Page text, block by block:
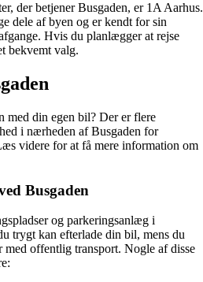
der betjener Busgaden, er 1A Aarhus.
dele af byen og er kendt for sin
Hvis du planlægger at rejse
bekvemt valg.
med din egen bil? Der er flere
i nærheden af Busgaden for
videre for at få mere information om
Busgaden
og parkeringsanlæg i
trygt kan efterlade din bil, mens du
offentlig transport. Nogle af disse